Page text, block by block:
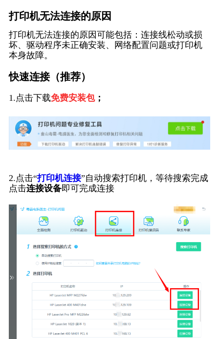
打印机无法连接的原因
打印机无法连接的原因可能包括：连接线松动或损
坏、驱动程序未正确安装、网络配置问题或打印机
本身故障。
快速连接（推荐）
1.点击下载免费安装包；
2.点击“打印机连接”自动搜索打印机，等待搜索完成
点击连接设备即可完成连接